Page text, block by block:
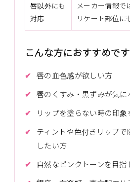
唇以外にも
対応
メーカー情報で
リケート部位に
こんな方におすすめです
唇の血色感が欲しい方
唇のくすみ・黒ずみが気に
リップを塗らない時の印
ティントや色付きリップ
したい方
自然なピンクトーンを目指